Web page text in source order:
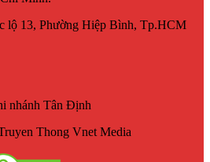
lộ 13, Phường Hiệp Bình, Tp.HCM
nhánh Tân Định
Thong Vnet Media